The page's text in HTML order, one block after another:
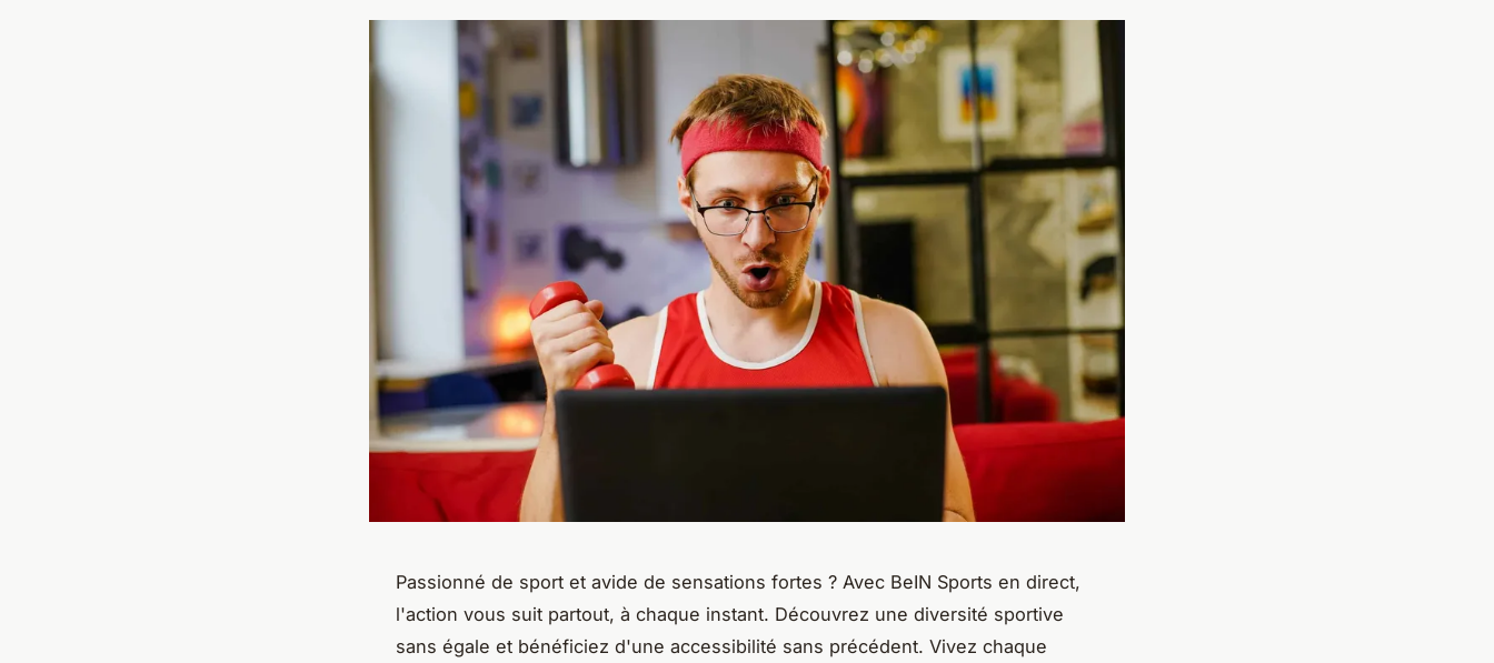
Passionné de sport et avide de sensations fortes ? Avec BeIN Sports en direct,
l'action vous suit partout, à chaque instant. Découvrez une diversité sportive
sans égale et bénéficiez d'une accessibilité sans précédent. Vivez chaque